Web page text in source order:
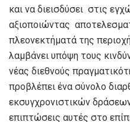
και να διεισδύσει στις
αξιοποιώντας
πλεονεκτήματά της
λαμβάνει υπόψη τους
νέας διεθνούς
προβλέπει ένα σύνολο
εκσυγχρονιστικών
επιπτώσεις αυτές στο